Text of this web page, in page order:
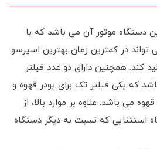
دستگاه موتور آن می باشد که با
تواند در کمترین زمان بهترین اسپرسو
کند. همچنین دارای دو عدد فیلتر
که یکی فیلتر تک برای پودر قهوه و
می باشد. علاوه بر موارد بالا، از
استثنایی که نسبت به دیگر دستگاه